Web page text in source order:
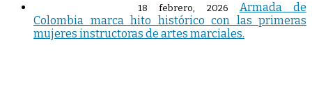
18 febrero, 2026
Armada de
Colombia marca hito histórico con las primeras
mujeres instructoras de artes marciales.